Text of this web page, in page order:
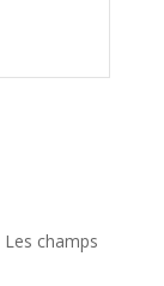
Les champs